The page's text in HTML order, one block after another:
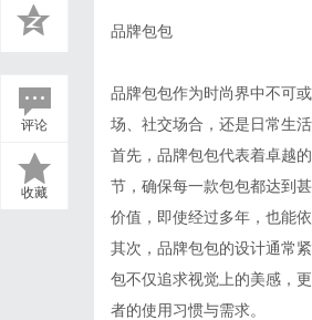
评论
收藏
品牌包包
品牌包包作为时尚界中不可
场、社交场合，还是日常生
首先，品牌包包代表着卓越
节，确保每一款包包都达到
价值，即使经过多年，也能
其次，品牌包包的设计通常
包不仅追求视觉上的美感，
者的使用习惯与需求。